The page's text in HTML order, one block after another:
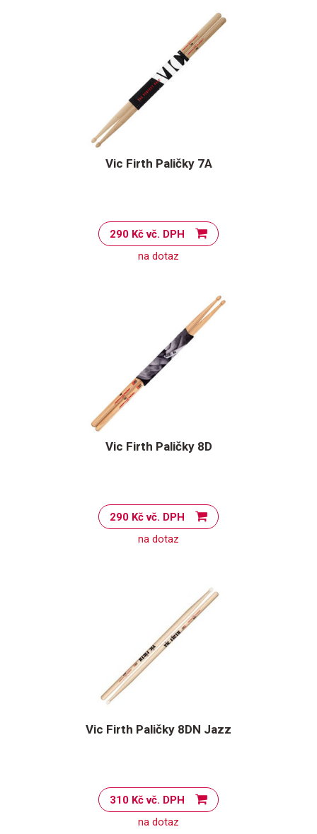
Vic Firth Paličky 7A
290 Kč vč. DPH
na dotaz
Vic Firth Paličky 8D
290 Kč vč. DPH
na dotaz
Vic Firth Paličky 8DN Jazz
310 Kč vč. DPH
na dotaz